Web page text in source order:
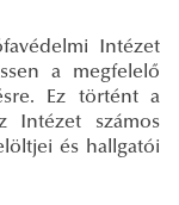
Intézet
a megfelelő
Ez történt a
Intézet számos
és hallgatói